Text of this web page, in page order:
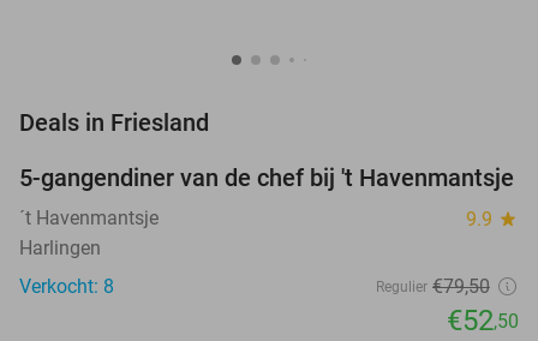
Deals in Friesland
34%
NEW
TODAY
5-gangendiner van de chef bij 't Havenmantsje
´t Havenmantsje 9.9 star
Harlingen
Verkocht: 8
Regulier €79,50
€52,50